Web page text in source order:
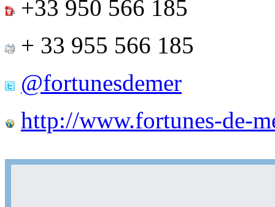
+33 950 566 185
+ 33 955 566 185
@fortunesdemer
http://www.fortunes-de-